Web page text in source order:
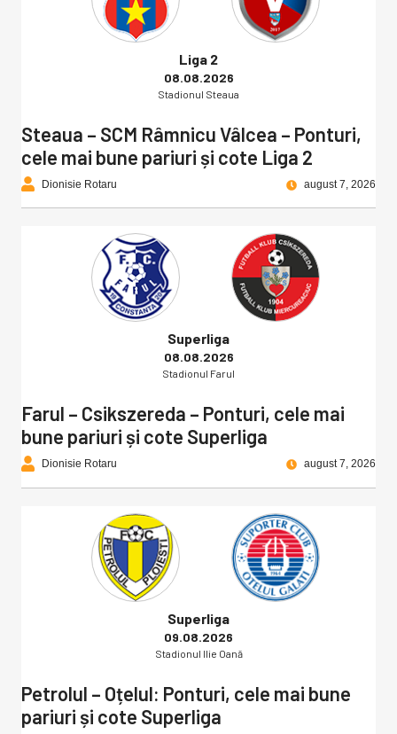
Liga 2
08.08.2026
Stadionul Steaua
Steaua – SCM Râmnicu Vâlcea – Ponturi,
cele mai bune pariuri și cote Liga 2
Dionisie Rotaru august 7, 2026
Superliga
08.08.2026
Stadionul Farul
Farul – Csikszereda – Ponturi, cele mai
bune pariuri și cote Superliga
Dionisie Rotaru august 7, 2026
Superliga
09.08.2026
Stadionul Ilie Oană
Petrolul – Oțelul: Ponturi, cele mai bune
pariuri și cote Superliga